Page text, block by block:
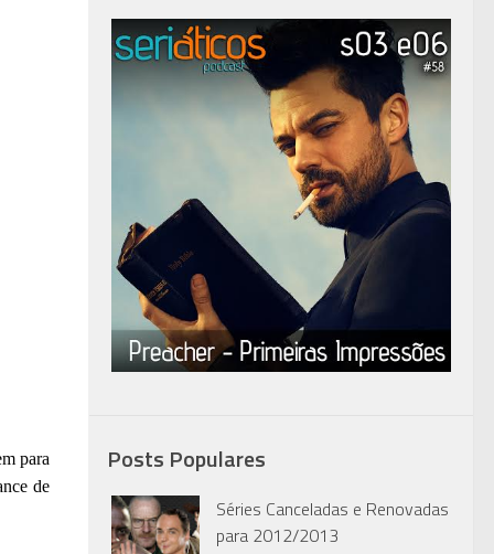
para
de
Posts Populares
Séries Canceladas e Renovadas
para 2012/2013